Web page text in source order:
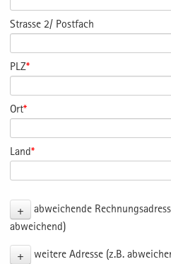
Strasse 2/ Postfach
PLZ*
Ort*
Land*
+
abweichende
abweichend)
+
weitere Adresse (z.B.